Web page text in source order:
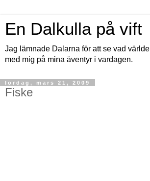
En Dalkulla på vift
Jag lämnade Dalarna för att se vad
med mig på mina äventyr i vardagen.
lördag, mars 21, 2009
Fiske